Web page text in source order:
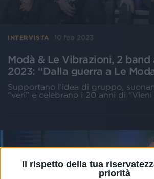
Il rispetto della tua
priorità
INTERVISTA 10 feb 2023
Modà & Le Vibrazioni, 2 band
2023: “Dalla guerra a Le
Supportano l’idea di gruppo,
“veri” e celebrano i 20 anni di “Vieni